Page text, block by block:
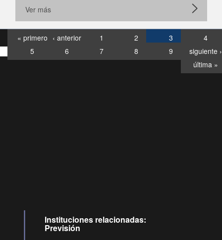
Ver más
« primero ‹ anterior 1 2 3
4
5
6 7 8 9
siguiente ›
última »
Instituciones relacionadas:
Previsión